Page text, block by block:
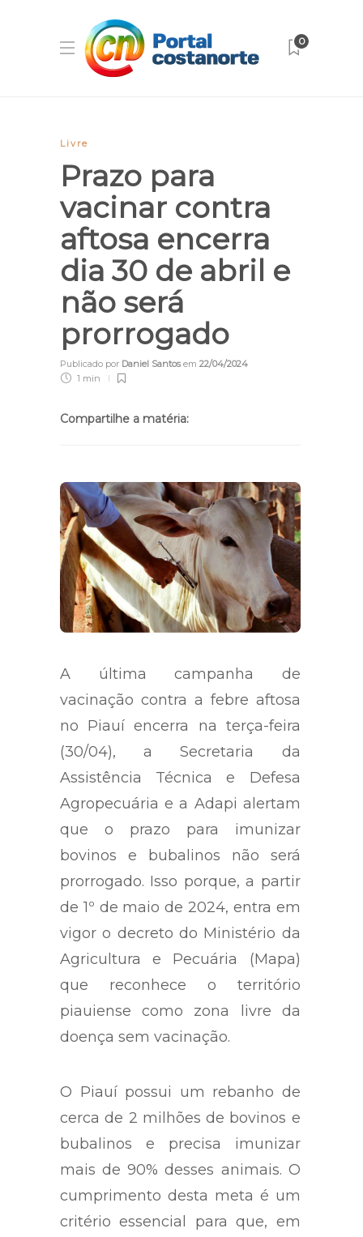
0
Livre
Prazo para
vacinar contra
aftosa encerra
dia 30 de abril e
não será
prorrogado
Publicado por Daniel Santosem 22/04/2024
1 min
Compartilhe a matéria:
A última campanha de
vacinação contra a febre aftosa
no Piauí encerra na terça-feira
(30/04), a Secretaria da
Assistência Técnica e Defesa
Agropecuária e a Adapi alertam
que o prazo para imunizar
bovinos e bubalinos não será
prorrogado. Isso porque, a partir
de 1º de maio de 2024, entra em
vigor o decreto do Ministério da
Agricultura e Pecuária (Mapa)
que reconhece o território
piauiense como zona livre da
doença sem vacinação.
O Piauí possui um rebanho de
cerca de 2 milhões de bovinos e
bubalinos e precisa imunizar
mais de 90% desses animais. O
cumprimento desta meta é um
critério essencial para que, em